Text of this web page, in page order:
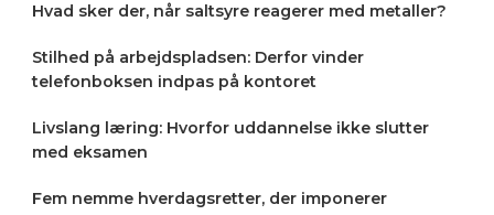
Hvad sker der, når saltsyre reagerer med metaller?
Stilhed på arbejdspladsen: Derfor vinder
telefonboksen indpas på kontoret
Livslang læring: Hvorfor uddannelse ikke slutter
med eksamen
Fem nemme hverdagsretter, der imponerer